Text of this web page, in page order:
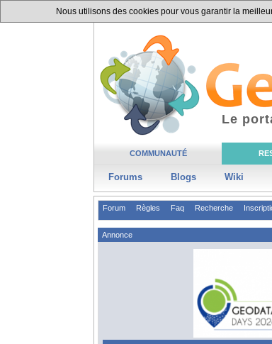
Nous utilisons des cookies pour vous garantir la
COMMUNAUTÉ
Forums Blogs Wiki
Le
Forum Règles Faq Recherche
Annonce